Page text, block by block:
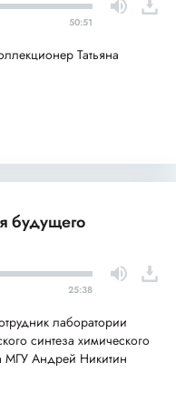
50:51
Татьяна
будущего
25:38
лаборатории
синтеза химического
МГУ Андрей Никитин